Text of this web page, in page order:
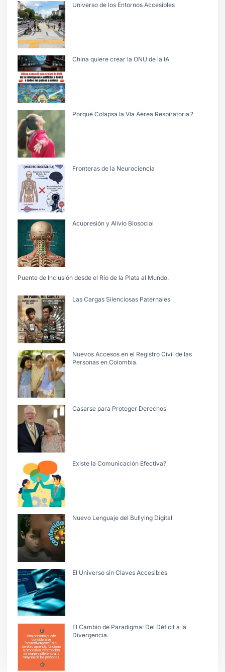
Universo de los Entornos Accesibles
China quiere crear la ONU de la IA
Porquè Colapsa la Vìa Aèrea Respiratoria.?
Fronteras de la Neurociencia
Acupresión y Alivio Biosocial
Puente de Inclusión desde el Río de la Plata al Mundo.
Las Cargas Silenciosas Paternales
Nuevos Accesos en el Registro Civil de las
Personas en Colombia.
Casarse para Proteger Derechos
Existe la Comunicación Efectiva?
Nuevo Lenguaje del Bullying Digital
El Universo sin Claves Accesibles
El Cambio de Paradigma: Del Déficit a la
Divergencia.